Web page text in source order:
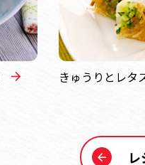
きゅうりとレタ